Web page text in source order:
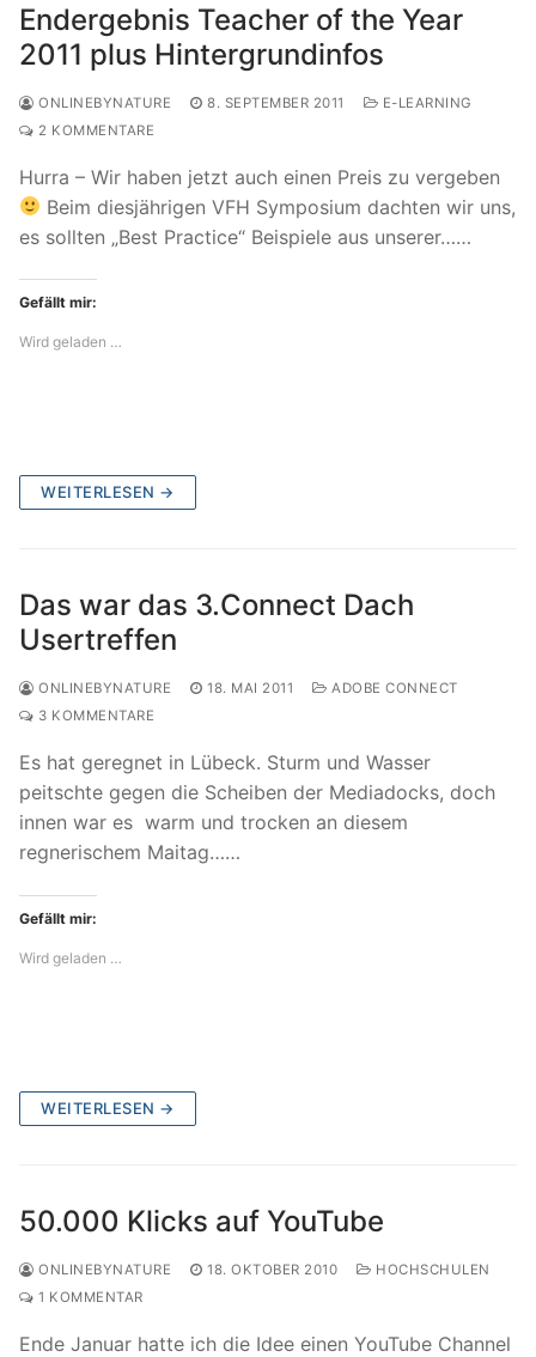
Endergebnis Teacher of the Year
2011 plus Hintergrundinfos
ONLINEBYNATURE 8. SEPTEMBER 2011
E-LEARNING
2 KOMMENTARE
Hurra – Wir haben jetzt auch einen Preis zu vergeben
Beim diesjährigen VFH Symposium dachten wir uns,
es sollten „Best Practice“ Beispiele aus unserer……
Gefällt mir:
Wird geladen …
WEITERLESEN →
Das war das 3.Connect Dach
Usertreffen
ONLINEBYNATURE 18. MAI 2011
ADOBE CONNECT
3 KOMMENTARE
Es hat geregnet in Lübeck. Sturm und Wasser
peitschte gegen die Scheiben der Mediadocks, doch
innen war es warm und trocken an diesem
regnerischem Maitag……
Gefällt mir:
Wird geladen …
WEITERLESEN →
50.000 Klicks auf YouTube
ONLINEBYNATURE 18. OKTOBER 2010
HOCHSCHULEN
1 KOMMENTAR
Ende Januar hatte ich die Idee einen YouTube Channel